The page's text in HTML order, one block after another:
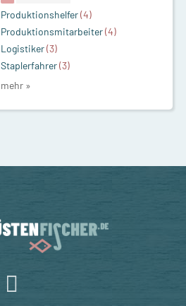
Produktionshelfer(4)
Produktionsmitarbeiter(4)
Logistiker(3)
Staplerfahrer(3)
mehr »